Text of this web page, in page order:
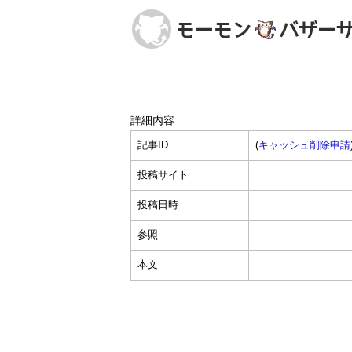
詳細内容
記事ID (キャッシュ削除申請
投稿サイト
投稿日時
参照
本文